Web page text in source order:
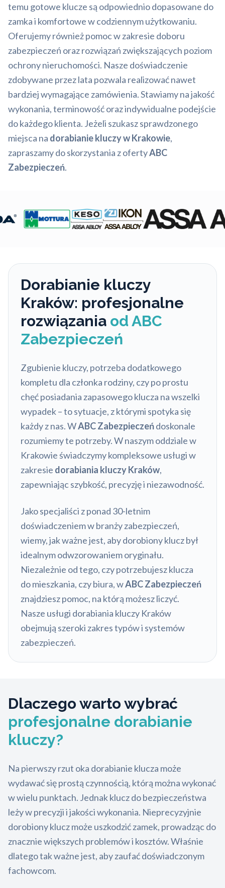
temu gotowe klucze są odpowiednio dopasowane do
zamka i komfortowe w codziennym użytkowaniu.
Oferujemy również pomoc w zakresie doboru
zabezpieczeń oraz rozwiązań zwiększających poziom
ochrony nieruchomości. Nasze doświadczenie
zdobywane przez lata pozwala realizować nawet
bardziej wymagające zamówienia. Stawiamy na jakość
wykonania, terminowość oraz indywidualne podejście
do każdego klienta. Jeżeli szukasz sprawdzonego
miejsca na dorabianie kluczy w Krakowie,
zapraszamy do skorzystania z ofertyABC
Zabezpieczeń.
Dorabianie kluczy
Kraków: profesjonalne
rozwiązania od ABC
Zabezpieczeń
Zgubienie kluczy, potrzeba dodatkowego
kompletu dla członka rodziny, czy po prostu
chęć posiadania zapasowego klucza na wszelki
wypadek – to sytuacje, z którymi spotyka się
każdy z nas. WABC Zabezpieczeńdoskonale
rozumiemy te potrzeby. W naszym oddziale w
Krakowie świadczymy kompleksowe usługi w
zakresie dorabiania kluczy Kraków,
zapewniając szybkość, precyzję i niezawodność.
Jako specjaliści z ponad 30-letnim
doświadczeniem w branży zabezpieczeń,
wiemy, jak ważne jest, aby dorobiony klucz był
idealnym odwzorowaniem oryginału.
Niezależnie od tego, czy potrzebujesz klucza
do mieszkania, czy biura, wABC Zabezpieczeń
znajdziesz pomoc, na którą możesz liczyć.
Nasze usługi dorabiania kluczy Kraków
obejmują szeroki zakres typów i systemów
zabezpieczeń.
Dlaczego warto wybrać
profesjonalne dorabianie
kluczy?
Na pierwszy rzut oka dorabianie klucza może
wydawać się prostą czynnością, którą można wykonać
w wielu punktach. Jednak klucz do bezpieczeństwa
leży w precyzji i jakości wykonania. Nieprecyzyjnie
dorobiony klucz może uszkodzić zamek, prowadząc do
znacznie większych problemów i kosztów. Właśnie
dlatego tak ważne jest, aby zaufać doświadczonym
fachowcom.